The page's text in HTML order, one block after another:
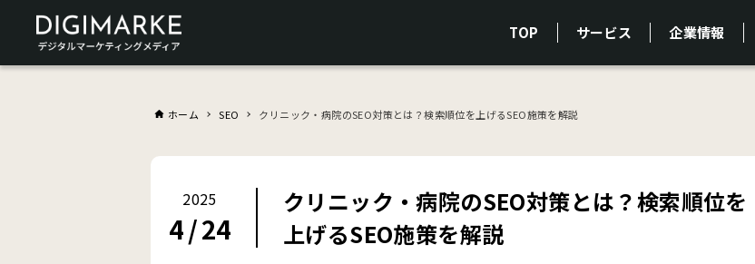
TOP サービス 企業情報
ホーム SEO クリニック・病院のSEO対策とは？検索順位を上げるSEO施策を解説
2025
4/24
クリニック・病院のSEO対策とは？検索順位を
上げるSEO施策を解説